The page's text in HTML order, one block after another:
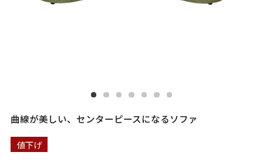
曲線が美しい、センターピースになるソファ
値下げ